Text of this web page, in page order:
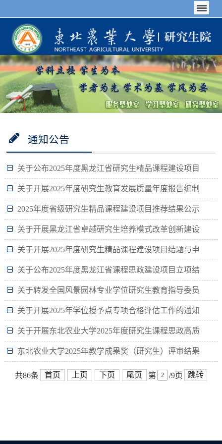
通知公告
关于公布2025年度黑龙江省研究生精品课程建设项目
结题与立项名单的通知
关于开展2025年度研究生教育发展质量年度报告编制
工作的通知
2025年度省级研究生精品课程建设项目推荐结果公示
关于开展黑龙江省卓越研究生培养模式改革创新建设
项目绩效评价的通知
关于开展2025年度研究生精品课程建设项目结题与申
报工作的通知
关于公布2025年度黑龙江省课程思政建设项目立项结
果的通知
关于转发全国风景园林专业学位研究生教育指导委员
会2025年风景园林专业学位教育教学改革研究项目申报
工...
关于开展2025年学位授予点专项合格评估工作的通知
关于开展东北农业大学2025年度研究生课程思政高质
量建设项目中期检查及结题验收工作的通知
东北农业大学2025年教学成果奖（研究生）评审结果
公示
共86条 首页 上页 下页 尾页 第 /9页 跳转